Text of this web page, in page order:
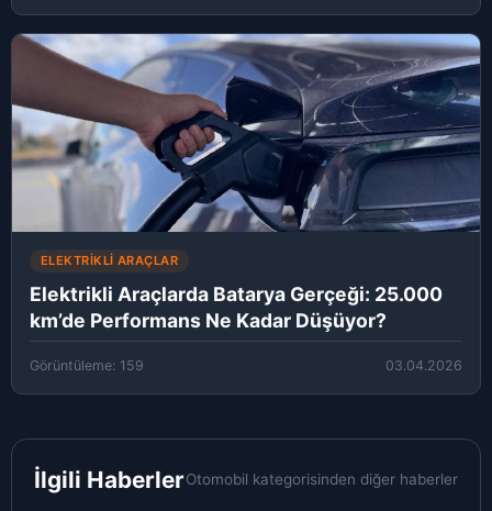
ELEKTRIKLI ARAÇLAR
Elektrikli Araçlarda Batarya Gerçeği: 25.000
km’de Performans Ne Kadar Düşüyor?
Görüntüleme: 159 03.04.2026
İlgili HaberlerOtomobil kategorisinden diğer haberler